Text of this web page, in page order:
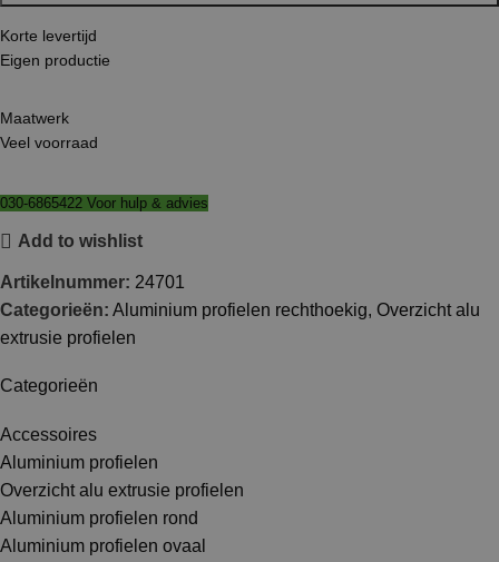
Categorieën
Accessoires
Aluminium profielen
Overzicht alu extrusie profielen
Aluminium profielen rond
Aluminium profielen ovaal
Korte levertijd
Eigen productie
Maatwerk
Veel voorraad
030-6865422 Voor hulp & advies
Add to wishlist
Artikelnummer: 24701
Categorieën: Aluminium profielen rechthoekig, Overzicht alu
extrusie profielen